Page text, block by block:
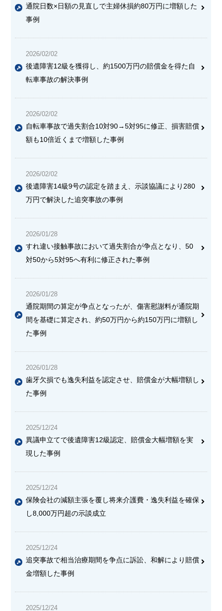
通院日数×日額の見直しで主婦休損約80万円に増額した
事例
2026/02/02
後遺障害12級を獲得し、約1500万円の賠償金を得た自
転車事故の解決事例
2026/02/02
自転車事故で過失割合10対90→5対95に修正、損害賠償
額も10倍近くまで増額した事例
2026/02/02
後遺障害14級9号の認定を踏まえ、示談協議により280
万円で解決した追突事故の事例
2026/01/28
すれ違い接触事故において過失割合が争点となり、50
対50から5対95へ有利に修正された事例
2026/01/28
通院期間の算定が争点となったが、傷害慰謝料が通院期
間を基礎に算定され、約50万円から約150万円に増額し
た事例
2026/01/28
歯牙欠損でも逸失利益を認定させ、賠償金が大幅増額し
た事例
2025/12/24
異議申立てで後遺障害12級認定、賠償金大幅増額を実
現した事例
2025/12/24
保険会社の減額主張を覆し将来介護費・逸失利益を確保
し8,000万円超の示談成立
2025/12/24
追突事故で相当治療期間を争点に訴訟、和解により賠償
金増額した事例
2025/12/24